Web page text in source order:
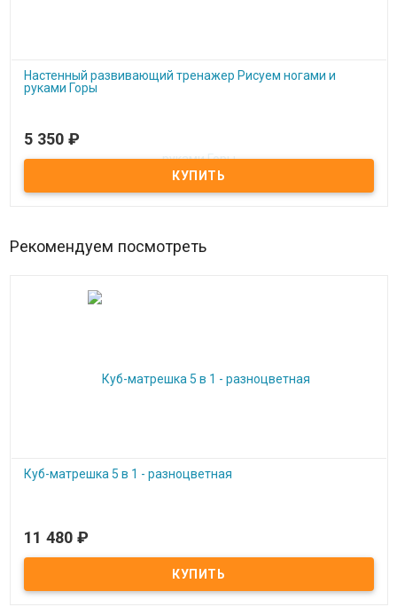
Настенный развивающий тренажер Рисуем ногами и
руками Горы
Под заказ
Настенный развивающий тренажер Рисуем ногами и руками Горы
5 350 ₽
Рекомендуем посмотреть
Куб-матрешка 5 в 1 - разноцветная
Под заказ
Куб-матрешка 5 в 1 - разноцветная
11 480 ₽